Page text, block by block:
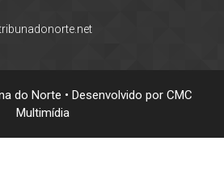
do Norte • Desenvolvido por CMC
Multimídia